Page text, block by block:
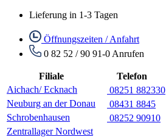
Lieferung in 1-3 Tagen
Öffnungszeiten / Anfahrt
0 82 52 / 90 91-0 Anrufen
Filiale Telefon
Aichach/ Ecknach
08251 882330
Neuburg an der Donau
08431 8845
Schrobenhausen
08252 90910
Zentrallager Nordwest